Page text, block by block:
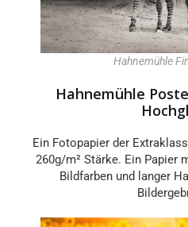
Hahnemühle
Hahnemühle
Ein Fotopapier der
260g/m² Stärke. Ein Papier
Bildfarben und langer